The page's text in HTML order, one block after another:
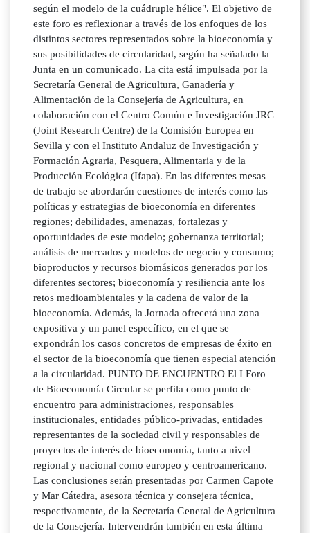
según el modelo de la cuádruple hélice". El objetivo de
este foro es reflexionar a través de los enfoques de los
distintos sectores representados sobre la bioeconomía y
sus posibilidades de circularidad, según ha señalado la
Junta en un comunicado. La cita está impulsada por la
Secretaría General de Agricultura, Ganadería y
Alimentación de la Consejería de Agricultura, en
colaboración con el Centro Común e Investigación JRC
(Joint Research Centre) de la Comisión Europea en
Sevilla y con el Instituto Andaluz de Investigación y
Formación Agraria, Pesquera, Alimentaria y de la
Producción Ecológica (Ifapa). En las diferentes mesas
de trabajo se abordarán cuestiones de interés como las
políticas y estrategias de bioeconomía en diferentes
regiones; debilidades, amenazas, fortalezas y
oportunidades de este modelo; gobernanza territorial;
análisis de mercados y modelos de negocio y consumo;
bioproductos y recursos biomásicos generados por los
diferentes sectores; bioeconomía y resiliencia ante los
retos medioambientales y la cadena de valor de la
bioeconomía. Además, la Jornada ofrecerá una zona
expositiva y un panel específico, en el que se
expondrán los casos concretos de empresas de éxito en
el sector de la bioeconomía que tienen especial atención
a la circularidad. PUNTO DE ENCUENTRO El I Foro
de Bioeconomía Circular se perfila como punto de
encuentro para administraciones, responsables
institucionales, entidades público-privadas, entidades
representantes de la sociedad civil y responsables de
proyectos de interés de bioeconomía, tanto a nivel
regional y nacional como europeo y centroamericano.
Las conclusiones serán presentadas por Carmen Capote
y Mar Cátedra, asesora técnica y consejera técnica,
respectivamente, de la Secretaría General de Agricultura
de la Consejería. Intervendrán también en esta última